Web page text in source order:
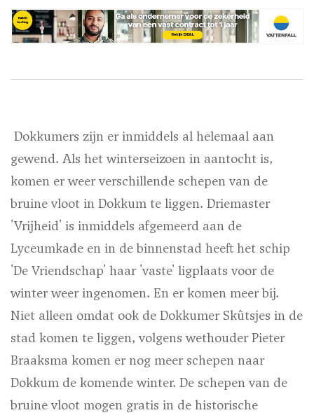
Dokkumers zijn er inmiddels al helemaal aan
gewend. Als het winterseizoen in aantocht is,
komen er weer verschillende schepen van de
bruine vloot in Dokkum te liggen. Driemaster
'Vrijheid' is inmiddels afgemeerd aan de
Lyceumkade en in de binnenstad heeft het schip
'De Vriendschap' haar 'vaste' ligplaats voor de
winter weer ingenomen. En er komen meer bij.
Niet alleen omdat ook de Dokkumer Skûtsjes in de
stad komen te liggen, volgens wethouder Pieter
Braaksma komen er nog meer schepen naar
Dokkum de komende winter. De schepen van de
bruine vloot mogen gratis in de historische